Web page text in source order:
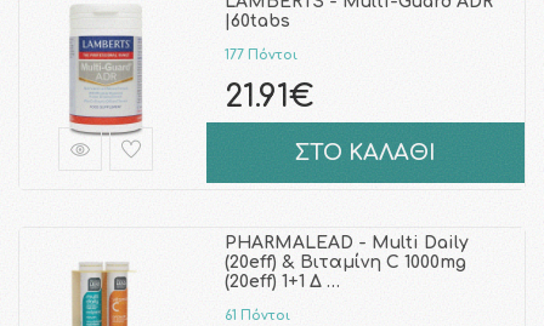
|60tabs
177 Πόντοι
21.91€
ΣΤΟ ΚΑΛΑΘΙ
PHARMALEAD - Multi Daily
(20eff) & Βιταμίνη C 1000mg
(20eff) 1+1 Δ …
61 Πόντοι